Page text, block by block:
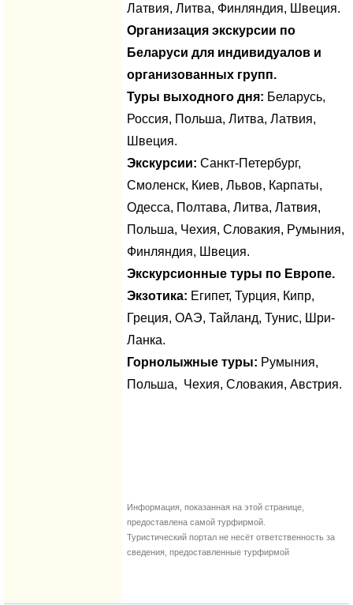
Латвия, Литва, Финляндия, Швеция.
Организация экскурсии по
Беларуси для индивидуалов и
организованных групп.
Туры выходного дня: Беларусь,
Россия, Польша, Литва, Латвия,
Швеция.
Экскурсии: Санкт-Петербург,
Смоленск, Киев, Львов, Карпаты,
Одесса, Полтава, Литва, Латвия,
Польша, Чехия, Словакия, Румыния,
Финляндия, Швеция.
Экскурсионные туры по Европе.
Экзотика: Египет, Турция, Кипр,
Греция, ОАЭ, Тайланд, Тунис, Шри-
Ланка.
Горнолыжные туры: Румыния,
Польша, Чехия, Словакия, Австрия.
Информация, показанная на этой странице,
предоставлена самой турфирмой.
Туристический портал не несёт ответственность за
сведения, предоставленные турфирмой